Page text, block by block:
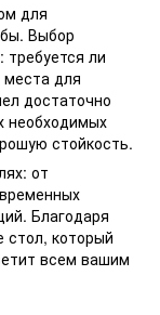
для
Выбор
требуется ли
места для
достаточно
необходимых
стойкость.
от
Благодаря
стол, который
всем вашим